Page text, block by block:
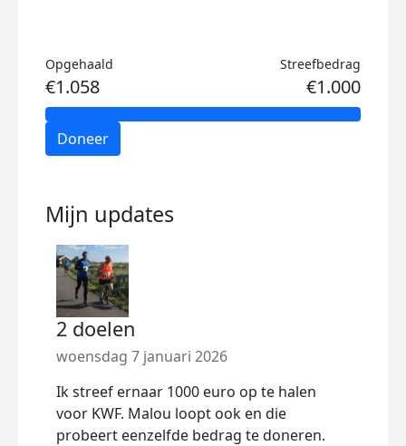
Opgehaald
€1.058
Streefbedrag
€1.000
Doneer
Mijn updates
2 doelen
woensdag 7 januari 2026
Ik streef ernaar 1000 euro op te halen
voor KWF. Malou loopt ook en die
probeert eenzelfde bedrag te doneren.